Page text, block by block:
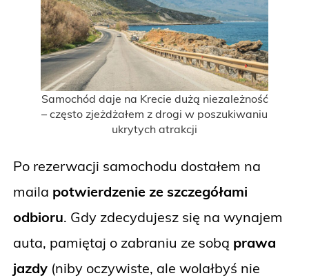
Samochód daje na Krecie dużą niezależność
– często zjeżdżałem z drogi w poszukiwaniu
ukrytych atrakcji
Po rezerwacji samochodu dostałem na
maila potwierdzenie ze szczegółami
odbioru. Gdy zdecydujesz się na wynajem
auta, pamiętaj o zabraniu ze sobą prawa
jazdy (niby oczywiste, ale wolałbyś nie